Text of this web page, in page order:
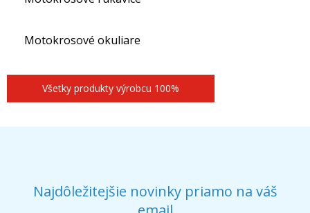
Motokrosové okuliare
Všetky produkty výrobcu 100%
Najdôležitejšie novinky priamo na váš